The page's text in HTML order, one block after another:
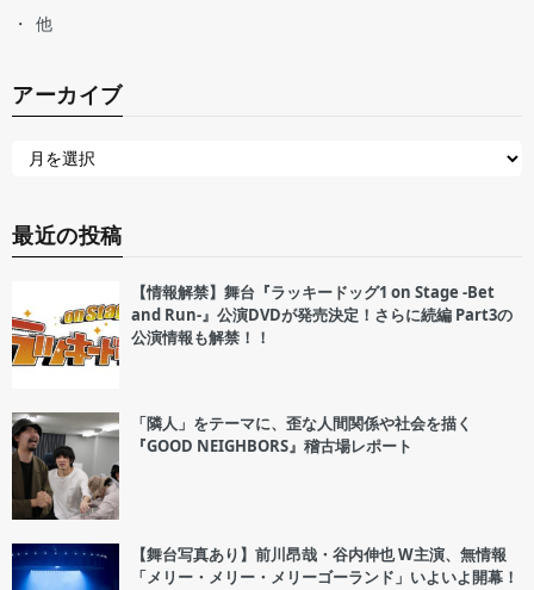
他
アーカイブ
最近の投稿
【情報解禁】舞台『ラッキードッグ1 on Stage -Bet
and Run-』公演DVDが発売決定！さらに続編 Part3の
公演情報も解禁！！
「隣人」をテーマに、歪な人間関係や社会を描く
『GOOD NEIGHBORS』稽古場レポート
【舞台写真あり】前川昂哉・谷内伸也 W主演、無情報
「メリー・メリー・メリーゴーランド」いよいよ開幕！